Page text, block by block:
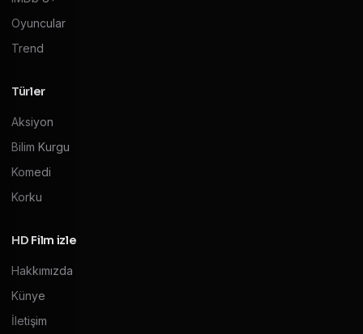
Oyuncular
Trend
Türler
Aksiyon
Bilim Kurgu
Komedi
Korku
HD Film izle
Hakkımızda
Künye
İletişim